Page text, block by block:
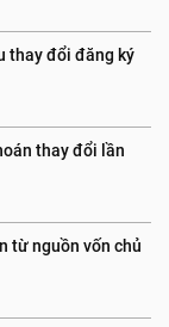
thay đổi đăng ký
thay đổi lần
từ nguồn vốn chủ